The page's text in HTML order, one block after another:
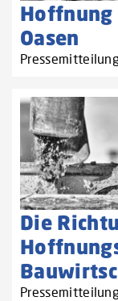
Hoffnung
Oasen
Die